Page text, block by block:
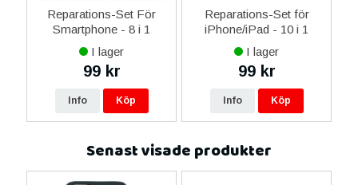
Reparations-Set För
Smartphone - 8 i 1
I lager
99 kr
Info Köp
Reparations-Set för
iPhone/iPad - 10 i 1
I lager
99 kr
Info Köp
Senast visade produkter